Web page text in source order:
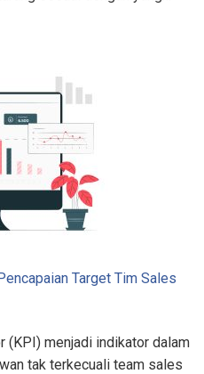
Target Tim Sales
(KPI) menjadi indikator dalam
tak terkecuali team sales